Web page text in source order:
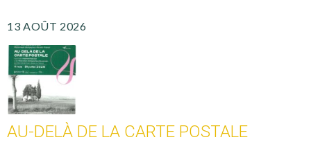
13 AOÛT 2026
AU-DELÀ DE LA CARTE POSTALE